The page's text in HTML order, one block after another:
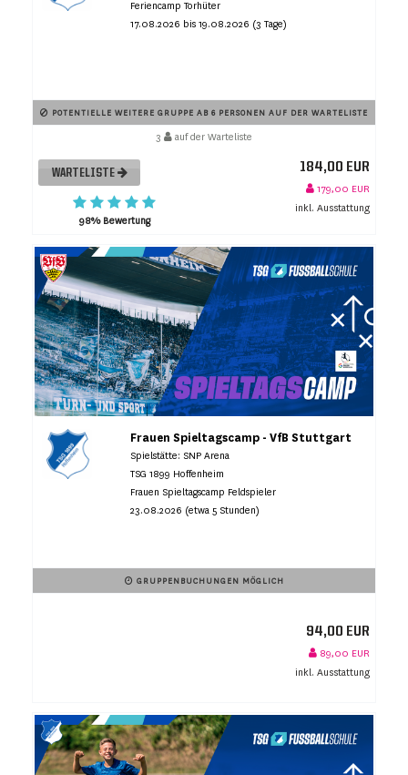
Feriencamp Torhüter
17.08.2026 bis 19.08.2026 (3 Tage)
POTENTIELLE WEITERE GRUPPE AB 6 PERSONEN AUF DER WARTELISTE
3 auf der Warteliste
WARTELISTE
98% Bewertung
184,00 EUR
179,00 EUR
inkl. Ausstattung
Frauen Spieltagscamp - VfB Stuttgart
Spielstätte: SNP Arena
TSG 1899 Hoffenheim
Frauen Spieltagscamp Feldspieler
23.08.2026 (etwa 5 Stunden)
GRUPPENBUCHUNGEN MÖGLICH
94,00 EUR
89,00 EUR
inkl. Ausstattung